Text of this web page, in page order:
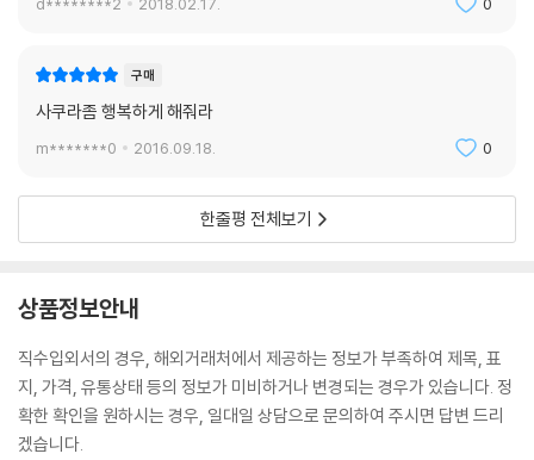
d********2 2018.02.17. 0
구매
사쿠라좀 행복하게 해줘라
m*******0 2016.09.18. 0
한줄평 전체보기
상품정보안내
직수입외서의 경우, 해외거래처에서 제공하는 정보가 부족하여 제목, 표
지, 가격, 유통상태 등의 정보가 미비하거나 변경되는 경우가 있습니다. 정
확한 확인을 원하시는 경우, 일대일 상담으로 문의하여 주시면 답변 드리
겠습니다.